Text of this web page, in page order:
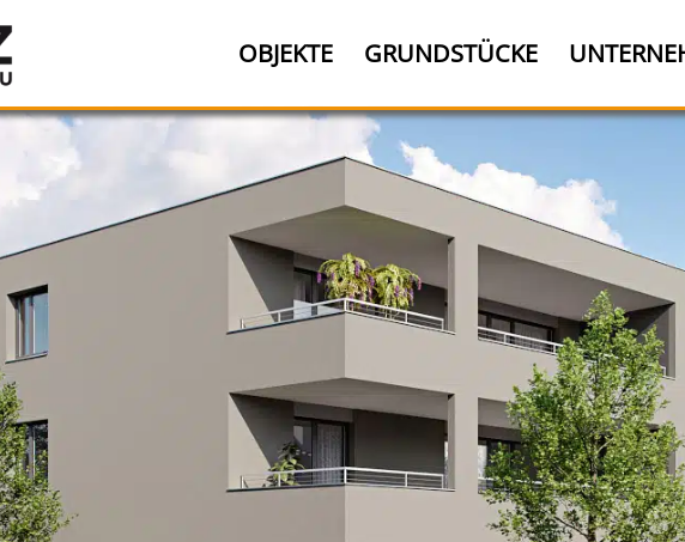
OBJEKTE GRUNDSTÜCKE